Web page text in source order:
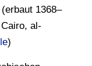
1368–
al-
)